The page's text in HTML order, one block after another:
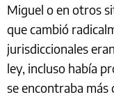
Miguel o en otros
que cambió
jurisdiccionales
ley, incluso había
se encontraba más